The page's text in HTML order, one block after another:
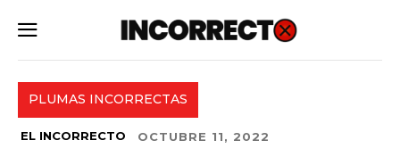
PLUMAS INCORRECTAS
EL INCORRECTO OCTUBRE 11, 2022